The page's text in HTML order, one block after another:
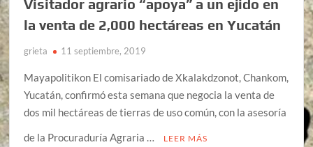
Visitador agrario “apoya” a un ejido en
la venta de 2,000 hectáreas en Yucatán
grieta 11 septiembre, 2019
Mayapolitikon El comisariado de Xkalakdzonot, Chankom,
Yucatán, confirmó esta semana que negocia la venta de
dos mil hectáreas de tierras de uso común, con la asesoría
de la Procuraduría Agraria …
LEER MÁS